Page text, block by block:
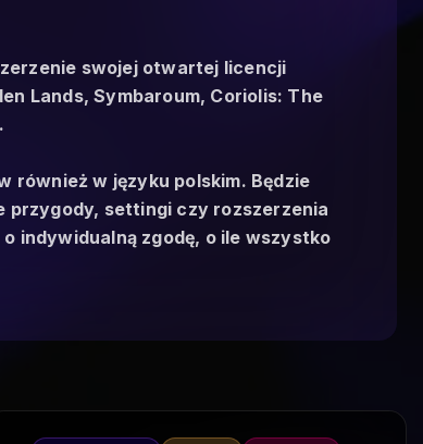
swojej otwartej licencji
Lands, Symbaroum, Coriolis: The
również w języku polskim. Będzie
przygody, settingi czy rozszerzenia
indywidualną zgodę, o ile wszystko